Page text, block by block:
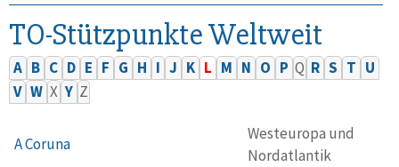
TO-Stützpunkte Weltweit
A B C D E F G H I J K L M N O P Q R S T U
V W X Y Z
A Coruna
Westeuropa und
Nordatlantik